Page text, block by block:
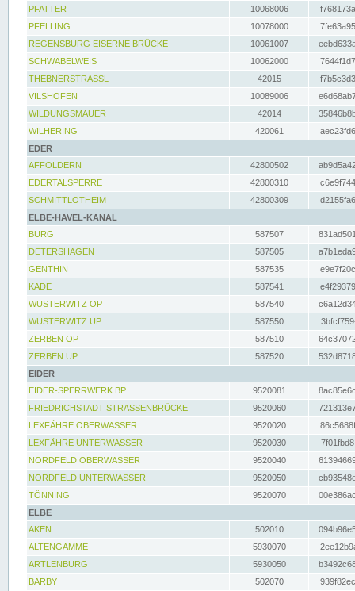
PFATTER
10068006
PFELLING
10078000
REGENSBURG EISERNE BRÜCKE
10061007
SCHWABELWEIS
10062000
THEBNERSTRASSL
42015
VILSHOFEN
10089006
WILDUNGSMAUER
42014
WILHERING
420061
EDER
AFFOLDERN
42800502
EDERTALSPERRE
42800310
SCHMITTLOTHEIM
42800309
ELBE-HAVEL-KANAL
BURG
587507
DETERSHAGEN
587505
GENTHIN
587535
KADE
587541
WUSTERWITZ OP
587540
WUSTERWITZ UP
587550
ZERBEN OP
587510
ZERBEN UP
587520
EIDER
EIDER-SPERRWERK BP
9520081
FRIEDRICHSTADT STRASSENBRÜCKE
9520060
LEXFÄHRE OBERWASSER
9520020
LEXFÄHRE UNTERWASSER
9520030
NORDFELD OBERWASSER
9520040
NORDFELD UNTERWASSER
9520050
TÖNNING
9520070
ELBE
AKEN
502010
ALTENGAMME
5930070
ARTLENBURG
5930050
BARBY
502070